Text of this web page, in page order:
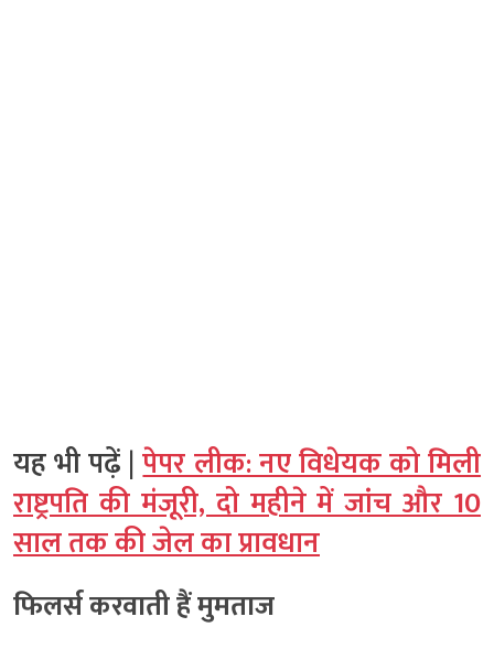
यह भी पढ़ें |पेपर लीक: नए विधेयक को मिली
राष्ट्रपति की मंजूरी, दो महीने में जांच और 10
साल तक की जेल का प्रावधान
फिलर्स करवाती हैं मुमताज